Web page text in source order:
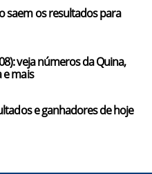
saem os resultados para
veja números da Quina,
e mais
e ganhadores de hoje